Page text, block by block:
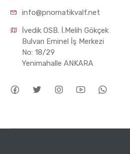
info@pnomatikvalf.net
İvedik OSB. İ.Melih Gökçek
Bulvarı Eminel İş Merkezi
No: 18/29
Yenimahalle ANKARA